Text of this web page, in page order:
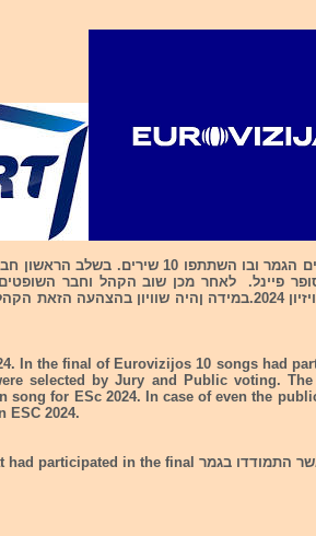
פיינל. לאחר מכן שוב הקהל וחבר
ליטא בתחרות אירוויזיון 2024.במידה ןהיה
In the final of Eurovizijos 10 songs had
selected by Jury and Public voting.
for ESc 2024. In case of even the
ESC 2024.